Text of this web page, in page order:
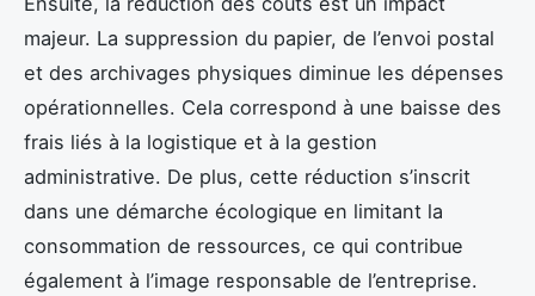
majeur. La suppression du papier, de l’envoi postal
et des archivages physiques diminue les dépenses
opérationnelles. Cela correspond à une baisse des
frais liés à la logistique et à la gestion
administrative. De plus, cette réduction s’inscrit
dans une démarche écologique en limitant la
consommation de ressources, ce qui contribue
également à l’image responsable de l’entreprise.